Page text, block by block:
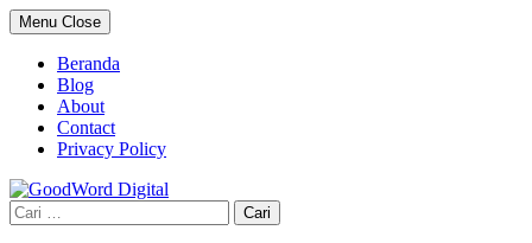
Skip
to
content
Menu Close
Beranda
Blog
About
Contact
Privacy Policy
Cari
untuk: